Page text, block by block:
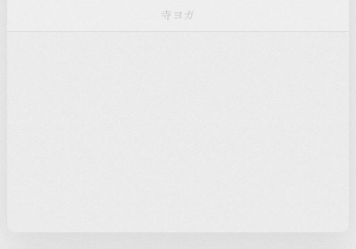
お知らせ